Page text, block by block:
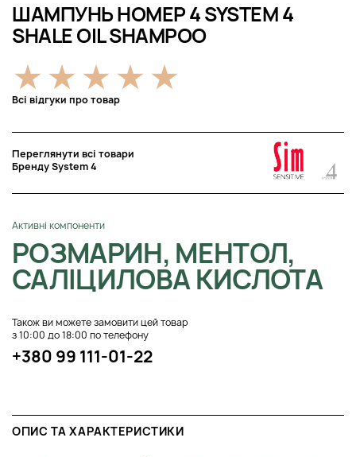
ШАМПУНЬ НОМЕР 4 SYSTEM 4
SHALE OIL SHAMPOO
Всі відгуки про товар
Переглянути всі товари
Бренду System 4
Активні компоненти
РОЗМАРИН, МЕНТОЛ,
САЛІЦИЛОВА КИСЛОТА
Також ви можете замовити цей товар
з 10:00 до 18:00 по телефону
+380 99 111-01-22
ОПИС ТА ХАРАКТЕРИСТИКИ